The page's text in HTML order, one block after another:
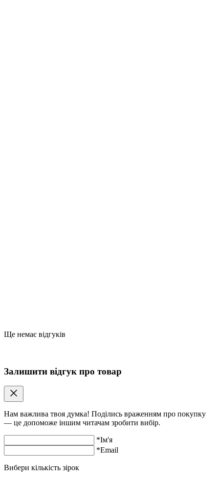
Ще немає відгуків
Залишити відгук про товар
Нам важлива твоя думка! Поділись враженням про покупку
— це допоможе іншим читачам зробити вибір.
*Ім'я
*Email
Вибери кількість зірок